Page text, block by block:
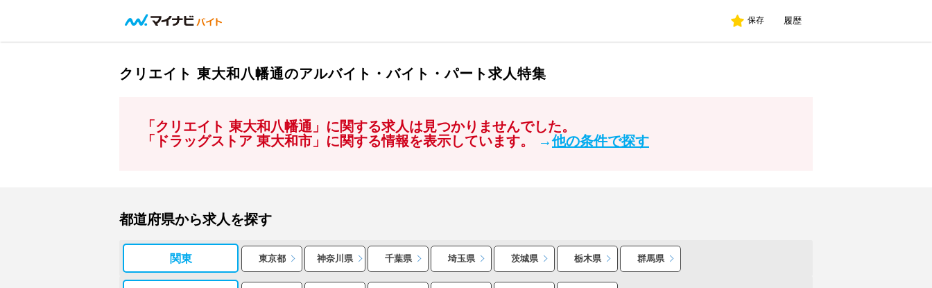
保存 履歴
クリエイト 東大和八幡通のアルバイト・バイト・パート求人特集
「クリエイト 東大和八幡通」に関する求人は見つかりませんでした。
「ドラッグストア 東大和市」に関する情報を表示しています。
→他の条件で探す
都道府県から求人を探す
関東 東京都 神奈川県 千葉県 埼玉県 茨城県 栃木県 群馬県